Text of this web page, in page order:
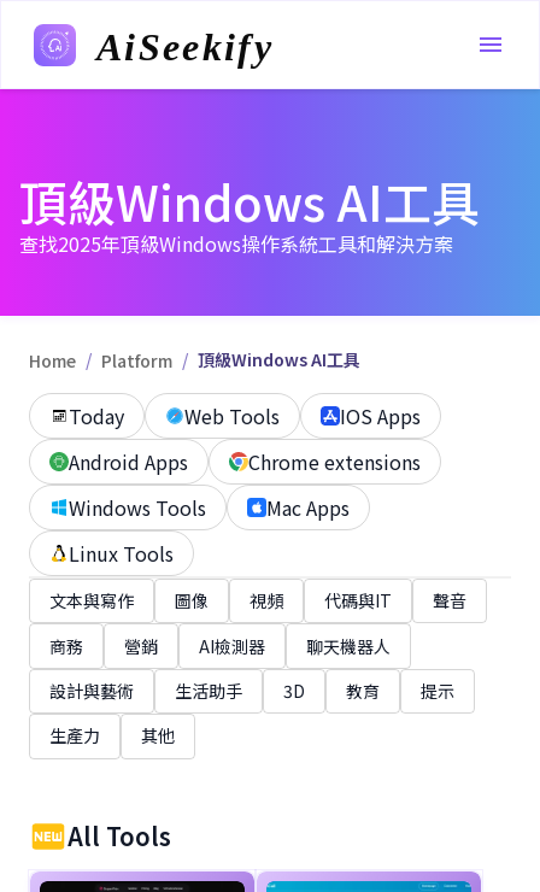
AiSeekify
頂級Windows AI工具
查找2025年頂級Windows操作系統工具和解決方案
Home / Platform / 頂級Windows AI工具
Today Web Tools
IOS Apps
Android Apps
Chrome extensions
Windows Tools
Mac Apps
Linux Tools
文本與寫作 圖像 視頻 代碼與IT
聲音
商務
營銷 AI檢測器
聊天機器人
設計與藝術
生活助手 3D 教育
提示
生產力
其他
All Tools